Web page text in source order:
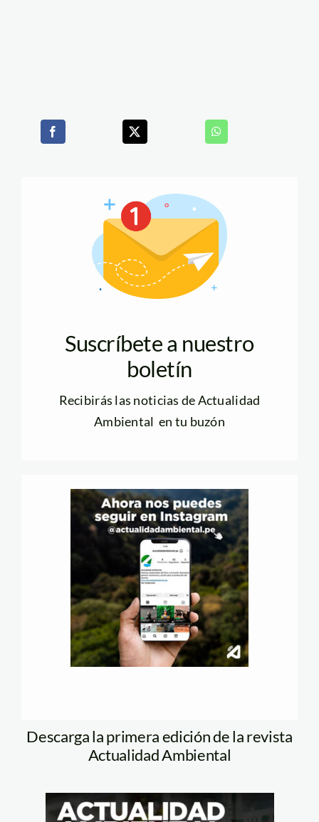
Suscríbete a nuestro
boletín
Recibirás las noticias de Actualidad
Ambiental en tu buzón
Descarga la primera edición de la revista
Actualidad Ambiental